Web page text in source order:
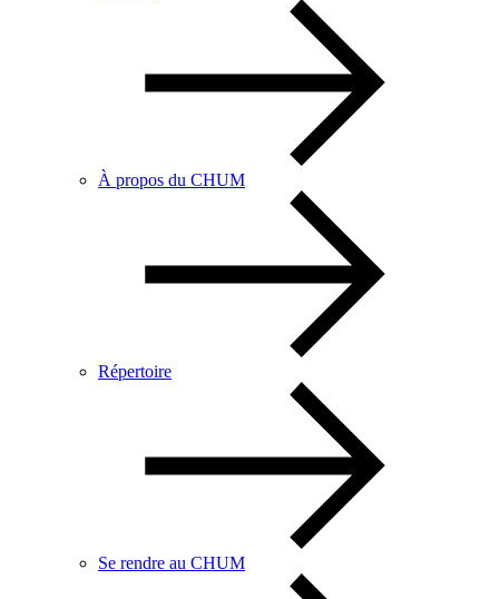
À propos du CHUM
Répertoire
Se rendre au CHUM